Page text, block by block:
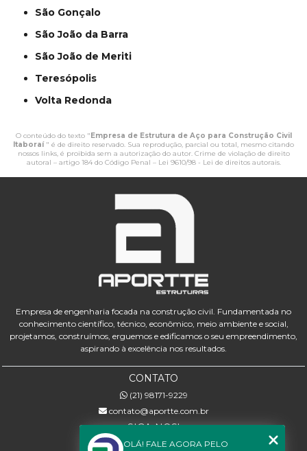
São Gonçalo
São João da Barra
São João de Meriti
Teresópolis
Volta Redonda
O conteúdo do texto " Empresa de Estrutura de Aço para Construção Civil
Itaboraí " é de direito reservado. Sua reprodução, parcial ou total, mesmo citando
nossos links, é proibida sem a autorização do autor. Crime de violação de direito
autoral – artigo 184 do Código Penal – Lei 9610/98 - Lei de direitos autorais.
Empresa de engenharia focada na construção civil. Fundamentada no
conhecimento científico, técnico, econômico, meio ambiente e social,
projetamos, construímos, erguemos e edificamos o seu empreendimento,
aspirando à excelência nos resultados.
CONTATO
(21) 98171-9229
contato@aportte.com.br
SIGA-NOS!
OLÁ! FALE AGORA PELO